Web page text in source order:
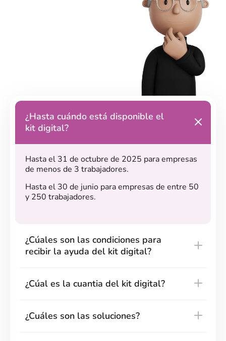
¿Hasta cuándo está disponible el
kit digital?
Hasta el 31 de octubre de 2025 para empresas
de menos de 3 trabajadores.
Hasta el 30 de junio para empresas de entre 50
y 250 trabajadores.
¿Cúales son las condiciones para
recibir la ayuda del kit digital?
¿Cúal es la cuantia del kit digital?
¿Cuáles son las soluciones?